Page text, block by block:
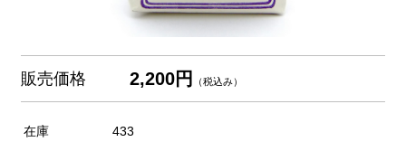
販売価格 2,200円 （税込み）
在庫 433